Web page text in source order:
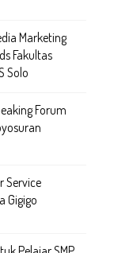
Marketing
Fakultas
Solo
Forum
Service
Gigigo